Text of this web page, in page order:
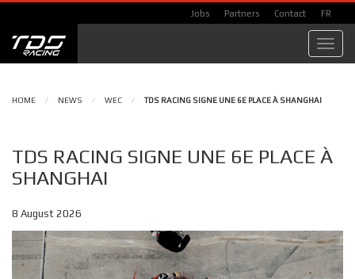
Jobs Partners Contact FR
HOME / NEWS / WEC / TDS RACING SIGNE UNE 6E PLACE À SHANGHAI
TDS RACING SIGNE UNE 6E PLACE À
SHANGHAI
8 August 2026